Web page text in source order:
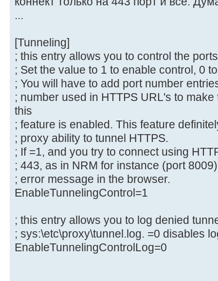
...
[Tunneling]
; this entry allows you to control the
; Set the value to 1 to enable control, 0
; You will have to add port number
; number used in HTTPS URL's to
this
; feature is enabled. This feature
; proxy ability to tunnel HTTPS.
; If =1, and you try to connect using
; 443, as in NRM for instance (port
; error message in the browser.
EnableTunnelingControl=1
; this entry allows you to log denied
; sys:\etc\proxy\tunnel.log. =0 disables
EnableTunnelingControlLog=0